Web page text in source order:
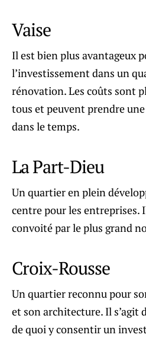
Vaise
Il est bien plus avantageux
l’investissement dans un
rénovation. Les coûts sont
tous et peuvent prendre
dans le temps.
La Part-Dieu
Un quartier en plein
centre pour les entreprises.
convoité par le plus grand
Croix-Rousse
Un quartier reconnu pour
et son architecture. Il s’agit
de quoi y consentir un